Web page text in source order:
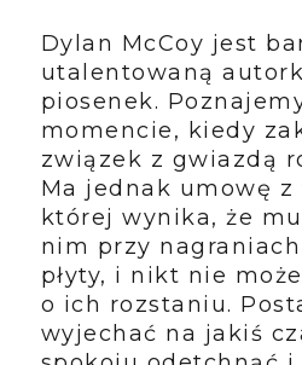
Dylan McCoy jest
utalentowaną
piosenek.
momencie, kiedy
związek z gwiazdą
Ma jednak umowę
której wynika, że
nim przy
płyty, i nikt nie
o ich rozstaniu.
wyjechać na jakiś